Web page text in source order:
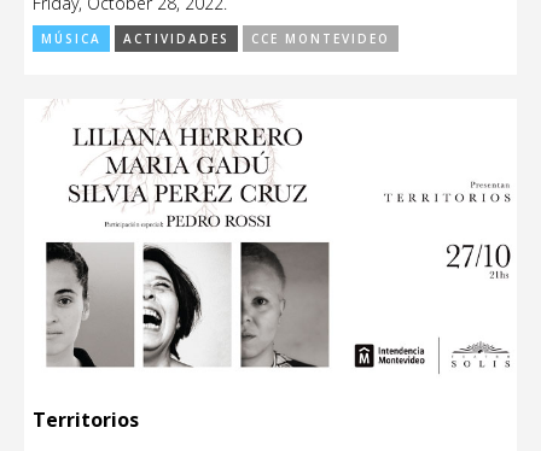
MÚSICA ACTIVIDADES CCE MONTEVIDEO
Territorios